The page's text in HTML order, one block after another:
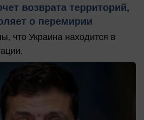
возврата территорий,
о перемирии
что Украина находится в